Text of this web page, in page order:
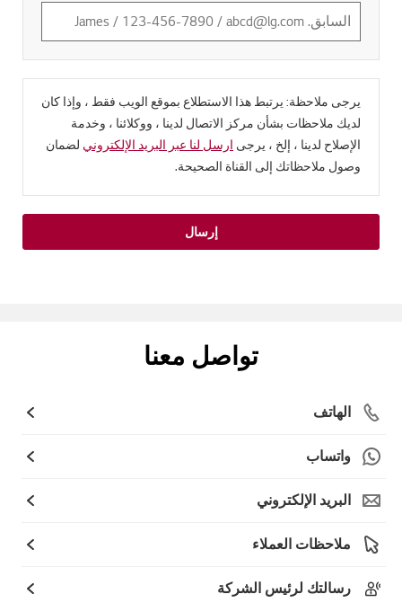
يرجى ملاحظة: يرتبط هذا الاستطلاع بموقع الويب فقط ، وإذا كان
لديك ملاحظات بشأن مركز الاتصال لدينا ، ووكلائنا ، وخدمة
الإصلاح لدينا ، إلخ ، يرجى ارسل لنا عبر البريد الإلكتروني لضمان
وصول ملاحظاتك إلى القناة الصحيحة.
إرسال
تواصل معنا
الهاتف
واتساب
البريد الإلكتروني
ملاحظات العملاء
رسالتك لرئيس الشركة